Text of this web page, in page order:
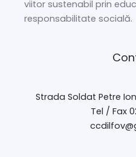
viitor sustenabil prin
responsabilitate socială.
Strada Soldat Petre
Tel / Fax